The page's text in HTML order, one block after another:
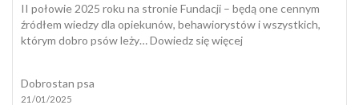
II połowie 2025 roku na stronie Fundacji – będą one cennym
źródłem wiedzy dla opiekunów, behawiorystów i wszystkich,
którym dobro psów leży…Dowiedz się więcej:
Dobrostan psa
21/01/2025